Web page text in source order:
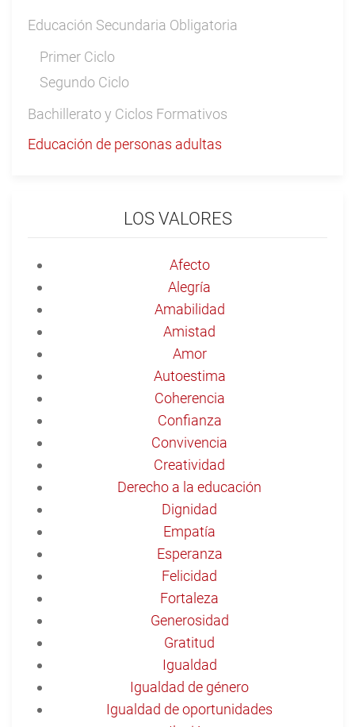
Educación Secundaria Obligatoria
Primer Ciclo
Segundo Ciclo
Bachillerato y Ciclos Formativos
Educación de personas adultas
LOS VALORES
Afecto
Alegría
Amabilidad
Amistad
Amor
Autoestima
Coherencia
Confianza
Convivencia
Creatividad
Derecho a la educación
Dignidad
Empatía
Esperanza
Felicidad
Fortaleza
Generosidad
Gratitud
Igualdad
Igualdad de género
Igualdad de oportunidades